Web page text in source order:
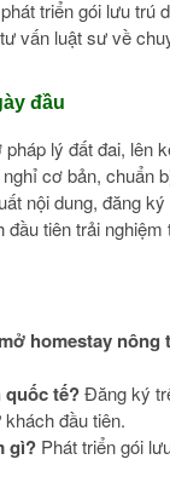
phát triển gói lưu trú
tư vấn luật sư về
đầu
pháp lý đất đai,
cơ bản, chuẩn
nội dung, đăng
tiên trải
homestay nông
quốc tế?Đăng ký
đầu tiên.
gì? Phát triển gói